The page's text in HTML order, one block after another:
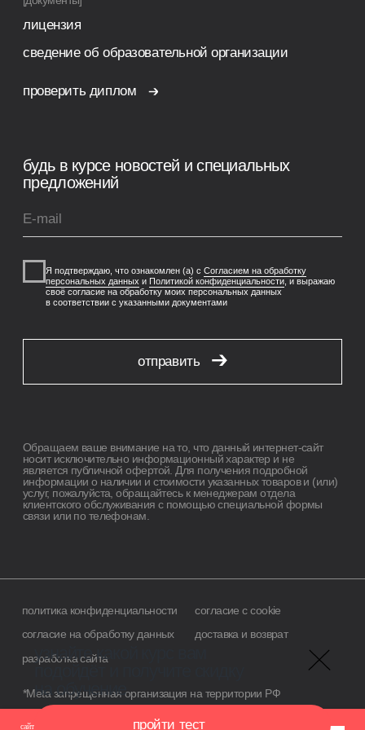
сайт использует cookie-файлы для обеспечения всех его функций. оставаясь